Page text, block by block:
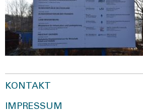
KONTAKT
IMPRESSUM